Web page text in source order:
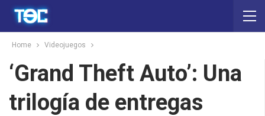
Home Videojuegos
‘Grand Theft Auto’: Una
trilogía de entregas